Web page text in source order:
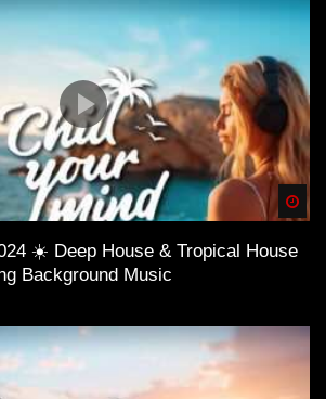
☀️ Deep House & Tropical House
Background Music